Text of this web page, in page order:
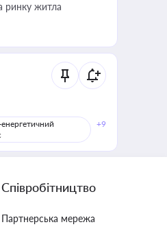
ринку житла
+9
Співробітництво
Партнерська мережа